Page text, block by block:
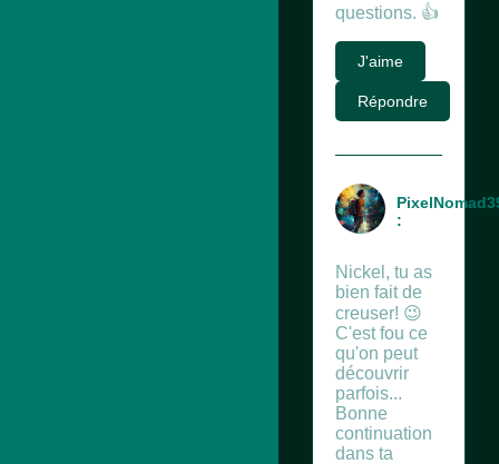
questions. 👍
J'aime
Répondre
:
Nickel, tu as
bien fait de
creuser! 😉
C'est fou ce
qu'on peut
découvrir
parfois...
Bonne
continuation
dans ta